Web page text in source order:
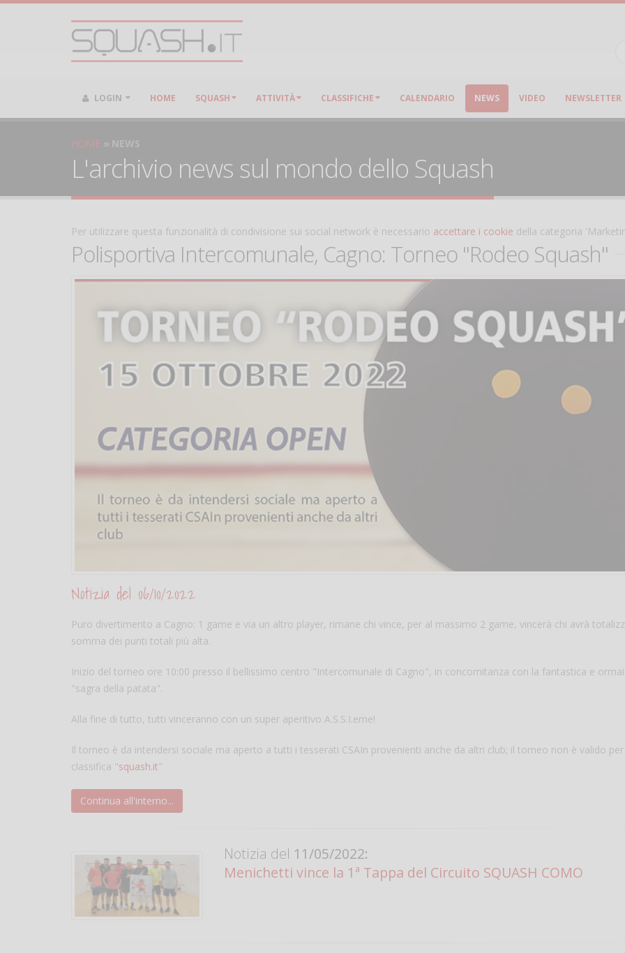
LOGIN HOME SQUASH ATTIVITÀ CLASSIFICHE CALENDARIO NEWS VIDEO NEWSLETTER
HOME NEWS
L'archivio news sul mondo dello Squash
Per utilizzare questa funzionalità di condivisione sui social network è necessario accettare i cookie della categoria
Polisportiva Intercomunale, Cagno: Torneo "Rodeo Squash"
Notizia del 06/10/2022
Puro divertimento a Cagno: 1 game e via un altro player, rimane chi vince, per al massimo 2 game, vincerà chi avrà
somma dei punti totali più alta.
Inizio del torneo ore 10:00 presso il bellissimo centro "Intercomunale di Cagno", in concomitanza con la fantastica e
"sagra della patata".
Alla fine di tutto, tutti vinceranno con un super aperitivo A.S.S.I.eme!
Il torneo è da intendersi sociale ma aperto a tutti i tesserati CSAIn provenienti anche da altri club; il torneo non è valido
classifica "squash.it "
Continua all'interno...
Notizia del 11/05/2022:
Menichetti vince la 1ª Tappa del Circuito SQUASH COMO
telefonico o si può